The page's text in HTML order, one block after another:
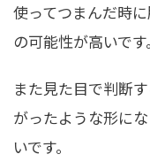
使ってつまんだ時
の可能性が高いです。
また見た目で判断
がったような形に
いです。